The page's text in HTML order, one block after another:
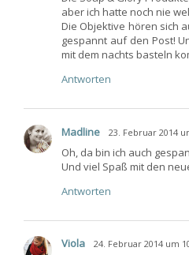
aber ich hatte noch nie
Die Objektive hören sich
gespannt auf den Post!
mit dem nachts basteln
Antworten
Madline 23. Februar 2014
Oh, da bin ich auch
Und viel Spaß mit den
Antworten
Viola 24. Februar 2014 um